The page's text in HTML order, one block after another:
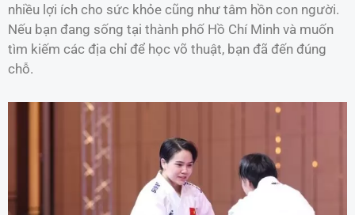
nhiều lợi ích cho sức khỏe cũng như tâm hồn con người.
Nếu bạn đang sống tại thành phố Hồ Chí Minh và muốn
tìm kiếm các địa chỉ để học võ thuật, bạn đã đến đúng
chỗ.